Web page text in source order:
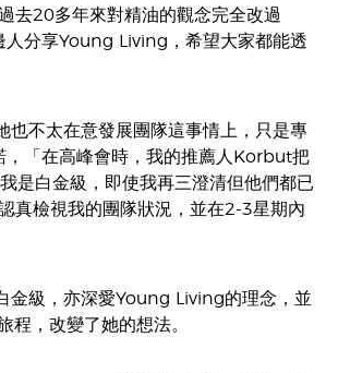
去20多年來對精油的觀念完全改過
人分享Young Living，希望大家都能透
不太在意發展團隊這事情上，只是專
，「在高峰會時，我的推薦人Korbut把
是白金級，即使我再三澄清但他們都已
真檢視我的團隊狀況，並在2-3星期內
金級，亦深愛Young Living的理念，並
，改變了她的想法。